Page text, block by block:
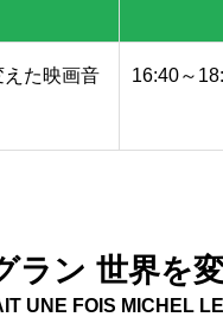
えた映画音 16:40～
ラン 世界を
UNE FOIS MICHEL